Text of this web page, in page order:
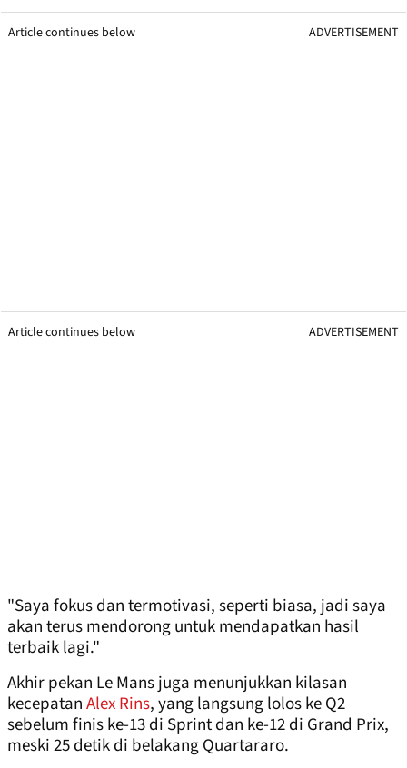
Article continues below ADVERTISEMENT
Article continues below ADVERTISEMENT
"Saya fokus dan termotivasi, seperti biasa, jadi saya
akan terus mendorong untuk mendapatkan hasil
terbaik lagi."
Akhir pekan Le Mans juga menunjukkan kilasan
kecepatanAlex Rins, yang langsung lolos ke Q2
sebelum finis ke-13 di Sprint dan ke-12 di Grand Prix,
meski 25 detik di belakang Quartararo.